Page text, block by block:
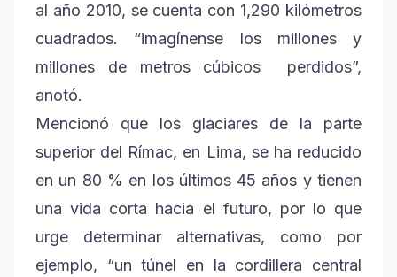
al año 2010, se cuenta con 1,290 kilómetros
cuadrados. “imagínense los millones y
millones de metros cúbicos perdidos”,
anotó.
Mencionó que los glaciares de la parte
superior del Rímac, en Lima, se ha reducido
en un 80 % en los últimos 45 años y tienen
una vida corta hacia el futuro, por lo que
urge determinar alternativas, como por
ejemplo, “un túnel en la cordillera central